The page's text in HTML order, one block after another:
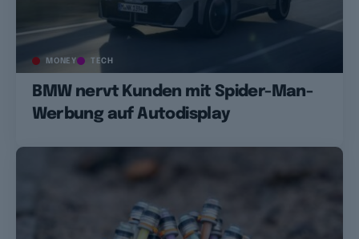
MONEY TECH
BMW nervt Kunden mit Spider-Man-
Werbung auf Autodisplay